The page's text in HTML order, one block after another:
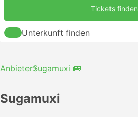
Tickets finden
Unterkunft finden
AnbieterSugamuxi 🚌
Sugamuxi